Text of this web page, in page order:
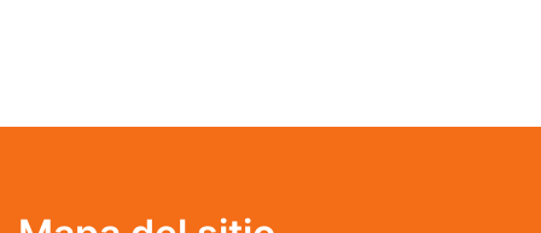
variantes.
se